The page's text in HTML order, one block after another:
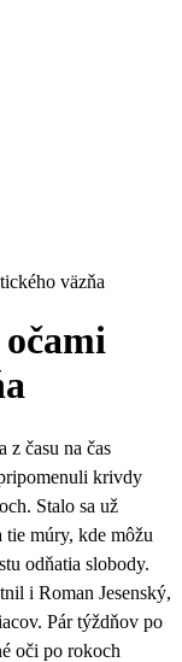
väzňa
z času na čas
krivdy
Stalo sa už
múry, kde môžu
odňatia slobody.
i Roman Jesenský,
Pár týždňov po
oči po rokoch